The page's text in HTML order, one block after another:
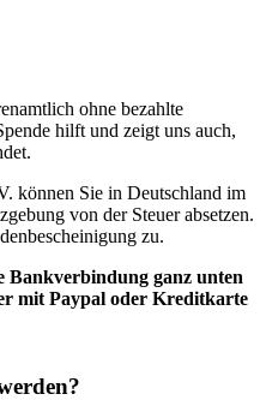
ohne bezahlte
hilft und zeigt uns auch,
können Sie in Deutschland im
von der Steuer absetzen.
zu.
Bankverbindung ganz unten
mit Paypal oder Kreditkarte